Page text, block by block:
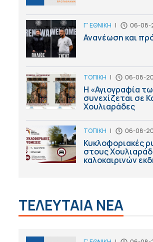
Γ' ΕΘΝΙΚΗ | 06-08-
Ανανέωση και
ΤΟΠΙΚΗ | 06-08-
Η «Αγιογραφία
συνεχίζεται σε
Χουλιαράδες
ΤΟΠΙΚΗ | 06-08-
Κυκλοφοριακές
στους
καλοκαιρινών
ΤΕΛΕΥΤΑΙΑ ΝΕΑ